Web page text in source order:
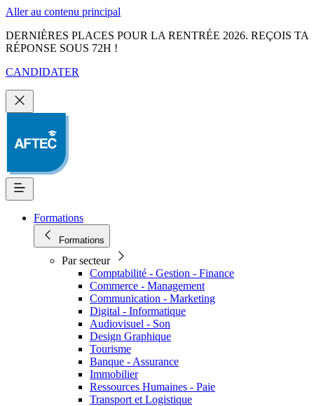
Aller au contenu principal
DERNIÈRES PLACES POUR LA RENTRÉE 2026. REÇOIS TA
RÉPONSE SOUS 72H !
CANDIDATER
Formations
Formations
Par secteur
Comptabilité - Gestion - Finance
Commerce - Management
Communication - Marketing
Digital - Informatique
Audiovisuel - Son
Design Graphique
Tourisme
Banque - Assurance
Immobilier
Ressources Humaines - Paie
Transport et Logistique